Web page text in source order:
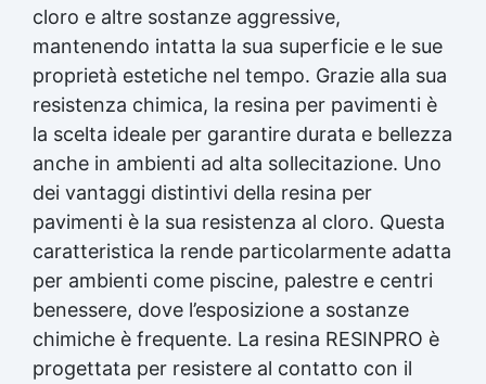
cloro e altre sostanze aggressive,
mantenendo intatta la sua superficie e le sue
proprietà estetiche nel tempo. Grazie alla sua
resistenza chimica, la resina per pavimenti è
la scelta ideale per garantire durata e bellezza
anche in ambienti ad alta sollecitazione. Uno
dei vantaggi distintivi della resina per
pavimenti è la sua resistenza al cloro. Questa
caratteristica la rende particolarmente adatta
per ambienti come piscine, palestre e centri
benessere, dove l’esposizione a sostanze
chimiche è frequente. La resina RESINPRO è
progettata per resistere al contatto con il